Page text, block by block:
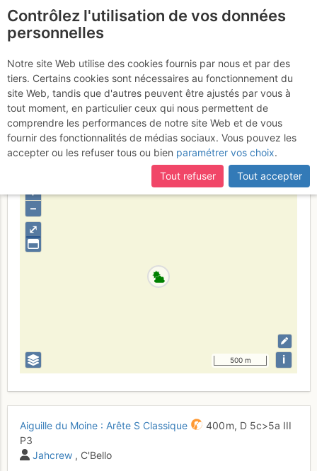
Aiguille du Moine :
Arête S Classique
Lundi 17 juillet
2017
Haute-Savoie
⤢
+
–
500 m i
Aiguille du Moine : Arête S Classique 400 m, D 5c>5a III
P3
Jahcrew , C'Bello
Contrôlez l'utilisation de vos données
personnelles
Notre site Web utilise des cookies fournis par nous et par des
tiers. Certains cookies sont nécessaires au fonctionnement du
site Web, tandis que d'autres peuvent être ajustés par vous à
tout moment, en particulier ceux qui nous permettent de
comprendre les performances de notre site Web et de vous
fournir des fonctionnalités de médias sociaux. Vous pouvez les
accepter ou les refuser tous ou bien paramétrer vos choix.
Tout refuser
Tout accepter